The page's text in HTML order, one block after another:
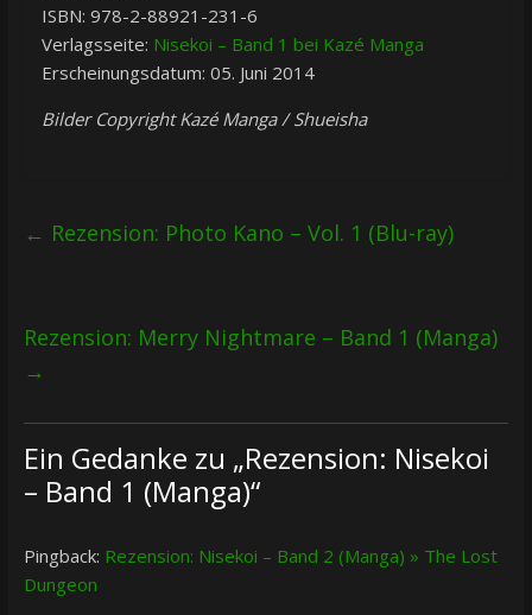
ISBN: 978-2-88921-231-6
Verlagsseite: Nisekoi – Band 1 bei Kazé Manga
Erscheinungsdatum: 05. Juni 2014
Bilder Copyright Kazé Manga / Shueisha
← Rezension: Photo Kano – Vol. 1 (Blu-ray)
Rezension: Merry Nightmare – Band 1 (Manga)
→
Ein Gedanke zu „Rezension: Nisekoi
– Band 1 (Manga)“
Pingback: Rezension: Nisekoi – Band 2 (Manga) » The Lost
Dungeon